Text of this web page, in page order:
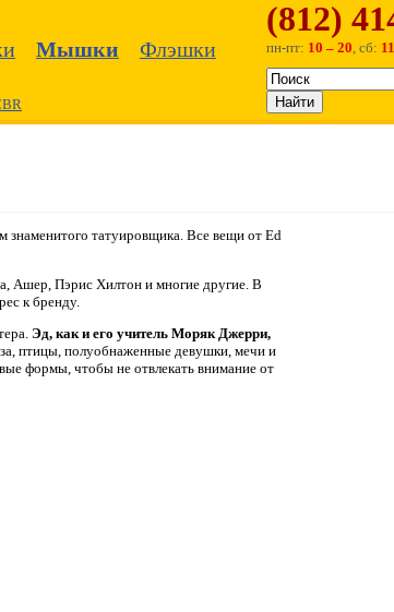
Мышки
Флэшки
(812)
пн-пт: 10 – 20, сб:
знаменитого татуировщика. Все вещи от Ed
Ашер, Пэрис Хилтон и многие другие. В
к бренду.
Эд, как и его учитель Моряк Джерри,
птицы, полуобнаженные девушки, мечи и
формы, чтобы не отвлекать внимание от